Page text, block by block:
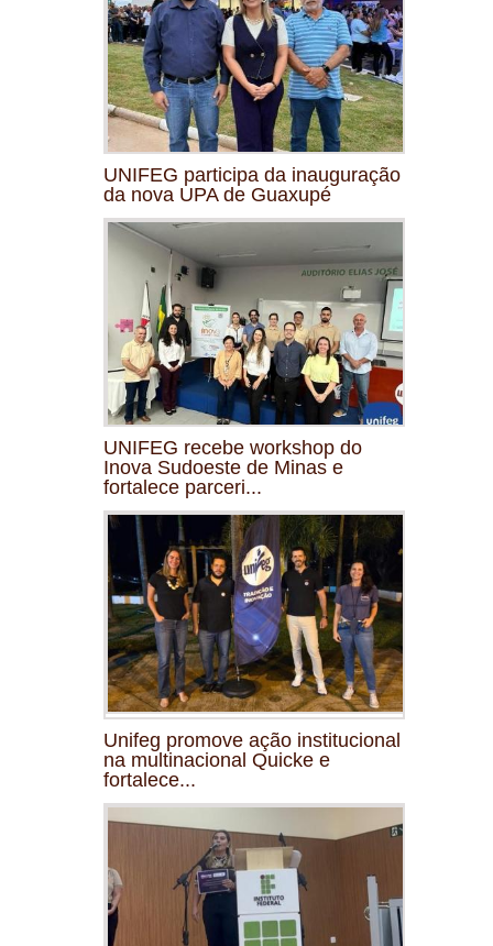
UNIFEG participa da inauguração
da nova UPA de Guaxupé
UNIFEG recebe workshop do
Inova Sudoeste de Minas e
fortalece parceri...
Unifeg promove ação institucional
na multinacional Quicke e
fortalece...